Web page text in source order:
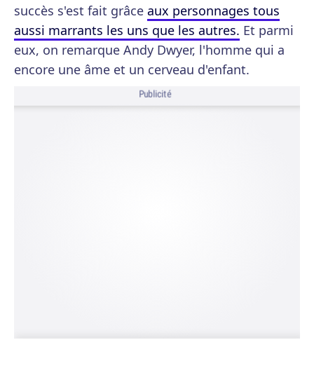
succès s'est fait grâce aux personnages tous
aussi marrants les uns que les autres. Et parmi
eux, on remarque Andy Dwyer, l'homme qui a
encore une âme et un cerveau d'enfant.
Publicité